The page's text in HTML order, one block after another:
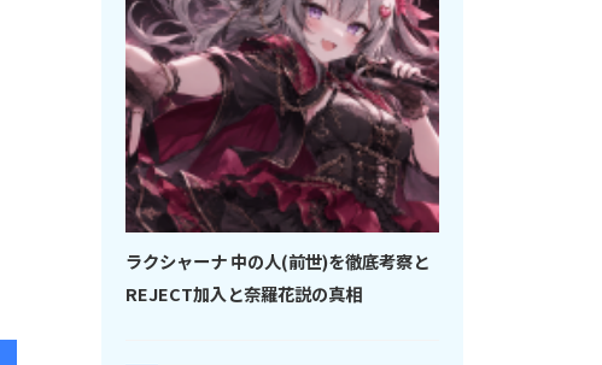
ラクシャーナ 中の人(前世)を徹底考察と
REJECT加入と奈羅花説の真相